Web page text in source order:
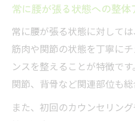
整体を選ぶ際の注
常に腰が張る状態への整
常に腰が張る状態に対して
筋肉や関節の状態を丁寧に
ンスを整えることが特徴で
関節、背骨など関連部位も総
また、初回のカウンセリン